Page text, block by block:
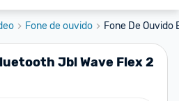
Fone de ouvido Fone De
Jbl Wave Flex 2